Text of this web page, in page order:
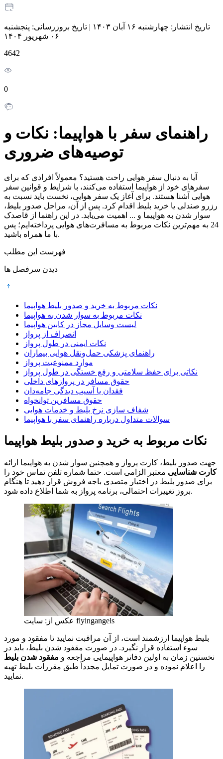
تاریخ انتشار: چهارشنبه ۱۶ آبان ۱۴۰۳ | تاریخ بروزرسانی: پنجشنبه
۰۶ شهریور ۱۴۰۴
4642
0
راهنمای سفر با هواپیما: نکات و
توصیه‌های ضروری
آیا به دنبال سفر هوایی راحت هستید؟ معمولاً افرادی که برای
سفرهای خود از هواپیما استفاده می‌کنند، با شرایط و قوانین سفر
هوایی آشنا هستند. برای آغاز یک سفر هوایی، نخست باید نسبت به
رزرو صندلی یا خرید بلیط اقدام کرد. پس از آن، مراحل صدور بلیط،
سوار شدن به هواپیما و ... اهمیت می‌یابد. در این راهنما از قاصدک
24 به مهم‌ترین نکات مربوط به مسافرت‌های هوایی پرداخته‌ایم؛ پس
با ما همراه باشید.
فهرست این مطلب
دیدن سرفصل ها
نکات مربوط به خرید و صدور بلیط هواپیما
نکات مربوط به سوار شدن به هواپیما
لیست وسایل مجاز در کابین هواپیما
انصراف از پرواز
نکات ایمنی در طول پرواز
راهنمای پزشکی حمل‌ونقل هوایی بیماران
موارد ممنوعیت پرواز
نکاتی برای حفظ سلامتی و رفع خستگی در طول پرواز
حقوق مسافر در پروازهای داخلی
فقدان یا آسیب دیدگی جامه‌دان
حقوق مسافرین توانخواه
شفاف سازی نرخ بلیط و خدمات هوایی
سوالات متداول درباره راهنمای سفر با هواپیما
نکات مربوط به خرید و صدور بلیط هواپیما
جهت صدور بلیط، کارت پرواز و همچنین سوار شدن به هواپیما ارائه
کارت شناسایی معتبر الزامی است. حتما شماره تلفن تماس خود را
برای صدور بلیط در اختیار متصدی باجه فروش قرار دهید تا هنگام
بروز تغییرات احتمالی، برنامه پرواز به شما اطلاع داده شود.
عکس از: سایت flyingangels
بلیط هواپیما ارزشمند است، از آن مراقبت نمایید تا مفقود و مورد
سوء استفاده قرار نگیرد. در صورت مقفود شدن بلیط، باید در
نخستین زمان به اولین دفاتر هواپیمایی مراجعه و مفقود شدن بلیط
را اعلام نموده و در صورت تمایل مجدداً طبق مقررات بلیط تهیه
نمایید.